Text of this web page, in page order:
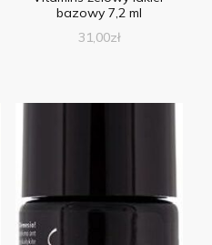
bazowy 7,2 ml
31,00zł